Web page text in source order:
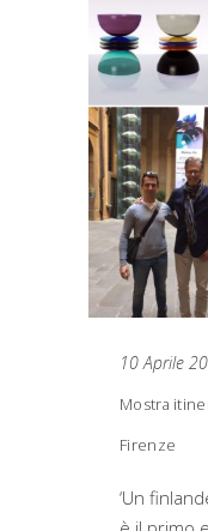
10 Aprile
Mostra
Firenze
‘Un